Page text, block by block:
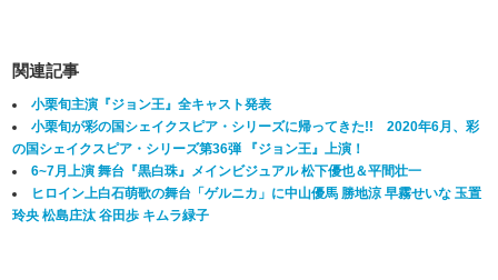
関連記事
小栗旬主演『ジョン王』全キャスト発表
小栗旬が彩の国シェイクスピア・シリーズに帰ってきた!! 2020年6月、彩
の国シェイクスピア・シリーズ第36弾 『ジョン王』上演！
6~7月上演 舞台『黒白珠』メインビジュアル 松下優也＆平間壮一
ヒロイン上白石萌歌の舞台「ゲルニカ」に中山優馬 勝地涼 早霧せいな 玉置
玲央 松島庄汰 谷田歩 キムラ緑子